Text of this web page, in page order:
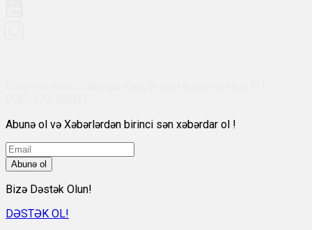
Abunə ol və Xəbərlərdən birinci sən xəbərdar ol !
Abunə ol
Bizə Dəstək Olun!
DƏSTƏK OL!